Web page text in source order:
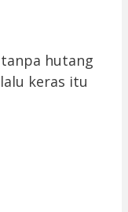
hutang
keras itu